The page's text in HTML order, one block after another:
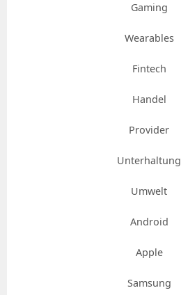
Gaming
Wearables
Fintech
Handel
Provider
Unterhaltung
Umwelt
Android
Apple
Samsung